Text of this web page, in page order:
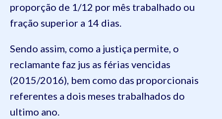
proporção de 1/12 por mês trabalhado ou
fração superior a 14 dias.
Sendo assim, como a justiça permite, o
reclamante faz jus as férias vencidas
(2015/2016), bem como das proporcionais
referentes a dois meses trabalhados do
ultimo ano.